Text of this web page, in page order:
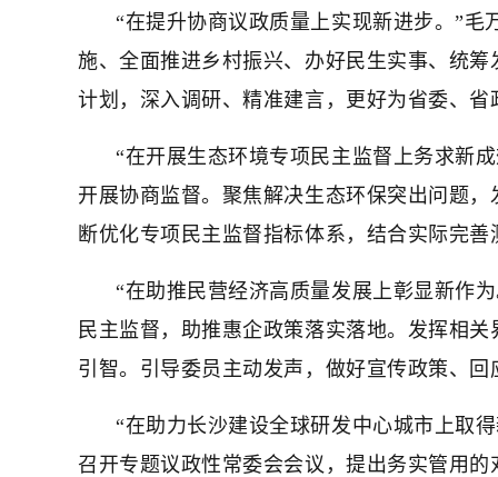
“在提升协商议政质量上实现新进步。”
施、全面推进乡村振兴、办好民生实事、统
计划，深入调研、精准建言，更好为省委、
“在开展生态环境专项民主监督上务求新
开展协商监督。聚焦解决生态环保突出问题
断优化专项民主监督指标体系，结合实际完
“在助推民营经济高质量发展上彰显新作
民主监督，助推惠企政策落实落地。发挥相
引智。引导委员主动发声，做好宣传政策、
“在助力长沙建设全球研发中心城市上取
召开专题议政性常委会会议，提出务实管用